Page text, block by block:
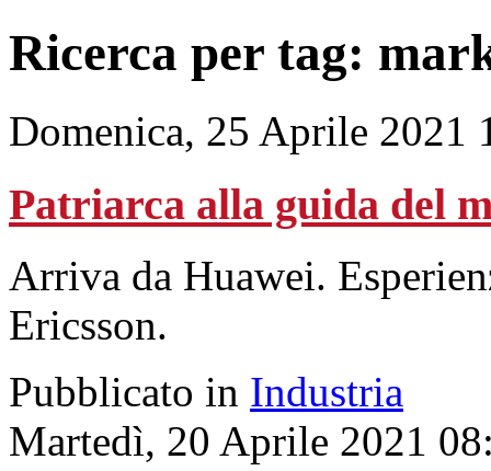
Ricerca per tag:
Domenica, 25 Aprile 2021
Patriarca alla guida del
Arriva da Huawei.
Ericsson.
Pubblicato in Industria
Martedì, 20 Aprile 2021